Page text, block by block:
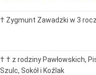
† Zygmunt Zawadzki w 3
† † z rodziny Pawłowskich,
Szulc, Sokół i Koźlak